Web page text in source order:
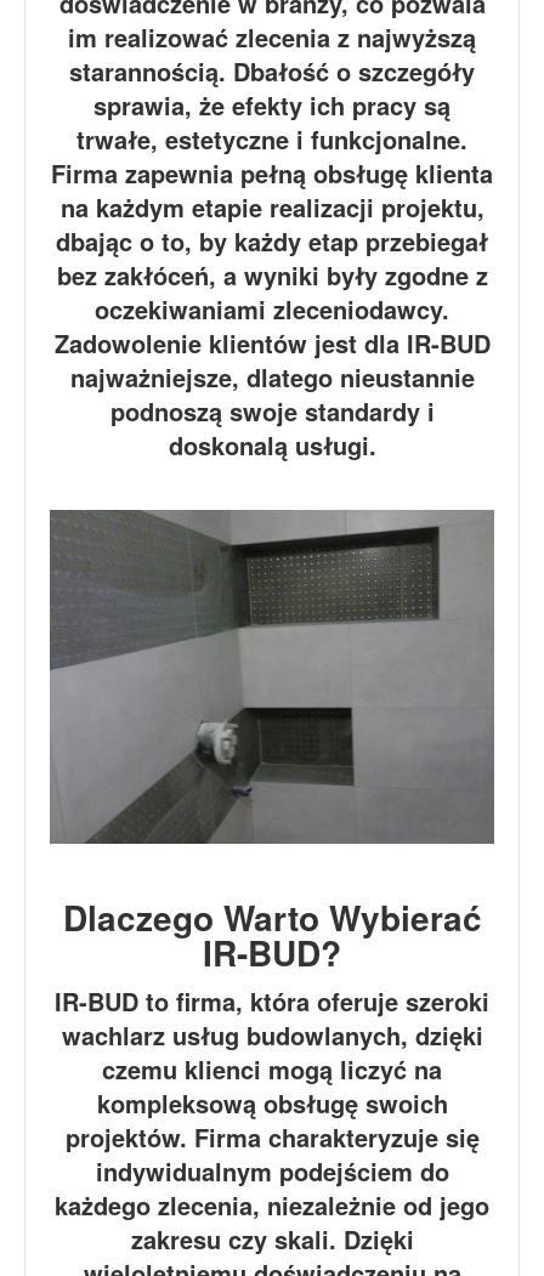
im realizować zlecenia z najwyższą
starannością. Dbałość o szczegóły
sprawia, że efekty ich pracy są
trwałe, estetyczne i funkcjonalne.
Firma zapewnia pełną obsługę klienta
na każdym etapie realizacji projektu,
dbając o to, by każdy etap przebiegał
bez zakłóceń, a wyniki były zgodne z
oczekiwaniami zleceniodawcy.
Zadowolenie klientów jest dla IR-BUD
najważniejsze, dlatego nieustannie
podnoszą swoje standardy i
doskonalą usługi.
Dlaczego Warto Wybierać
IR-BUD?
IR-BUD to firma, która oferuje szeroki
wachlarz usług budowlanych, dzięki
czemu klienci mogą liczyć na
kompleksową obsługę swoich
projektów. Firma charakteryzuje się
indywidualnym podejściem do
każdego zlecenia, niezależnie od jego
zakresu czy skali. Dzięki